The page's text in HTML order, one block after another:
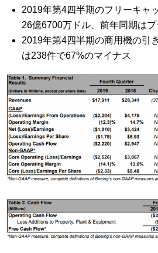
2019年第4四半期のフリーキャ
26億6700万ドル、前年同期は
2019年第4四半期の商用機の引
は238件で67%のマイナス